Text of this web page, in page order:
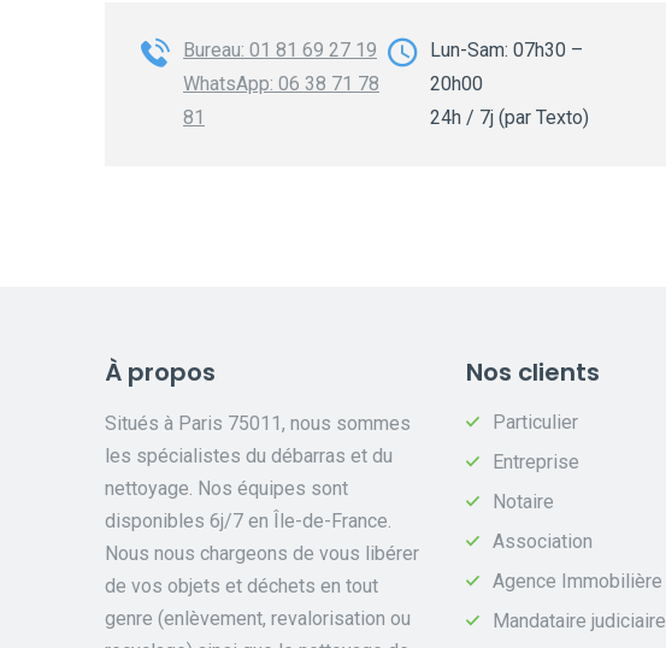
Bureau: 01 81 69 27 19
WhatsApp: 06 38 71 78
81
Lun-Sam: 07h30 –
20h00
24h / 7j (par Texto)
À propos
Situés à Paris 75011, nous sommes
les spécialistes du débarras et du
nettoyage. Nos équipes sont
disponibles 6j/7 en Île-de-France.
Nous nous chargeons de vous libérer
de vos objets et déchets en tout
genre (enlèvement, revalorisation ou
Nos clients
Particulier
Entreprise
Notaire
Association
Agence Immobilière
Mandataire judiciaire